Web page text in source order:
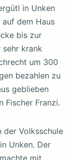
in Unken
dem Haus
bis zur
krank
um 300
bezahlen zu
geblieben
Fischer Franzi.
der Volksschule
Unken. Der
mit